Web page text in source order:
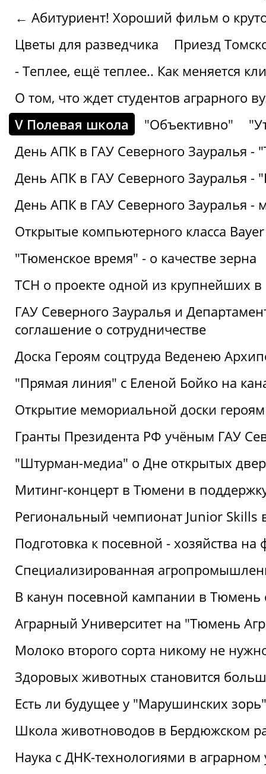
← Абитуриент! Хороший фильм о
Цветы для разведчика
Приезд
- Теплее, ещё теплее.. Как меняется
О том, что ждет студентов аграрного
V Полевая школа
"Объективно"
День АПК в ГАУ Северного Зауралья -
День АПК в ГАУ Северного Зауралья -
День АПК в ГАУ Северного Зауралья -
Открытые компьютерного класса Bayer
"Тюменское время" - о качестве зерна
ТСН о проекте одной из крупнейших
ГАУ Северного Зауралья и
соглашение о сотрудничестве
Доска Героям соцтруда Веденею
"Прямая линия" с Еленой Бойко на
Открытие мемориальной доски
Гранты Президента РФ учёным ГАУ
"Штурман-медиа" о Дне открытых
Митинг-концерт в Тюмени в
Региональный чемпионат Junior Skills
Подготовка к посевной - хозяйства
Специализированная
В канун посевной кампании в Тюмень
Аграрный Университет на "Тюмень
Молоко второго сорта никому не
Здоровых животных становится
Есть ли будущее у "Марушинских
Школа животноводов в Бердюжском
Наука с ДНК-технологиями в аграрном